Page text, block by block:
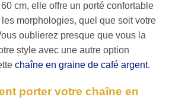
cm, elle offre un porté confortable
les morphologies, quel que soit votre
oublierez presque que vous la
style avec une autre option
chaîne en graine de café argent.
porter votre chaîne en